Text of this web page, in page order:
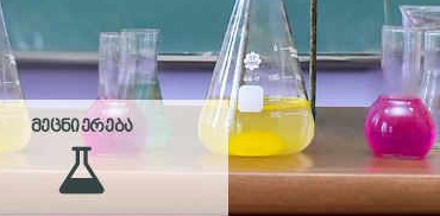
ᲛᲔᲪᲜᲘᲔᲠᲔᲑᲐ